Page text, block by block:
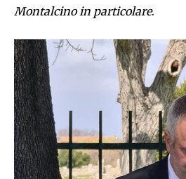
Montalcino in particolare.